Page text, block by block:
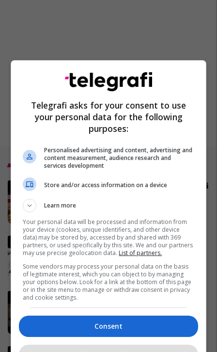
Top 5
MINUTË PAS MINUTE - Zhvillim i
direkte, tensionet rajonale
mbeten të larta
02/04/2026
Pse Fidel Castro gjithmonë
mbante dy orë të markës
Rolex? (Foto)
29/11/2016
Lideri i Iranit thyen heshtjen,
lëshon një deklaratë të rrallë
publike
06/04/2026
Telegrafi asks for your consent to use
your personal data for the following
purposes:
Personalised advertising and content, advertising and
content measurement, audience research and
services development
Store and/or access information on a device
Learn more
Your personal data will be processed and information from
your device (cookies, unique identifiers, and other device
data) may be stored by, accessed by and shared with 369
partners, or used specifically by this site. We and our partners
may use precise geolocation data. List of partners.
Some vendors may process your personal data on the basis
of legitimate interest, which you can object to by managing
your options below. Look for a link at the bottom of this page
or in the site menu to manage or withdraw consent in privacy
and cookie settings.
Consent